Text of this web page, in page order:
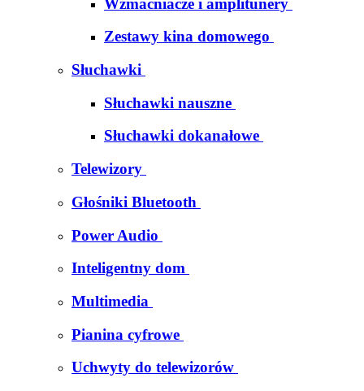
Zestawy kina domowego
Słuchawki
Słuchawki nauszne
Słuchawki dokanałowe
Telewizory
Głośniki Bluetooth
Power Audio
Inteligentny dom
Multimedia
Pianina cyfrowe
Uchwyty do telewizorów